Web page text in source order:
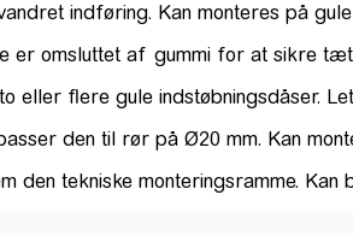
indføring. Kan monteres på
er omsluttet af gummi for at sikre
eller flere gule indstøbningsdåser.
den til rør på Ø20 mm. Kan
den tekniske monteringsramme.